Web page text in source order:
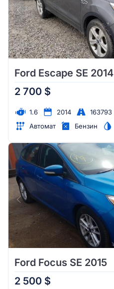
Ford Escape SE 2014
2 700 $
1.6 2014 163793
Автомат
Бензин
Ford Focus SE 2015
2 500 $